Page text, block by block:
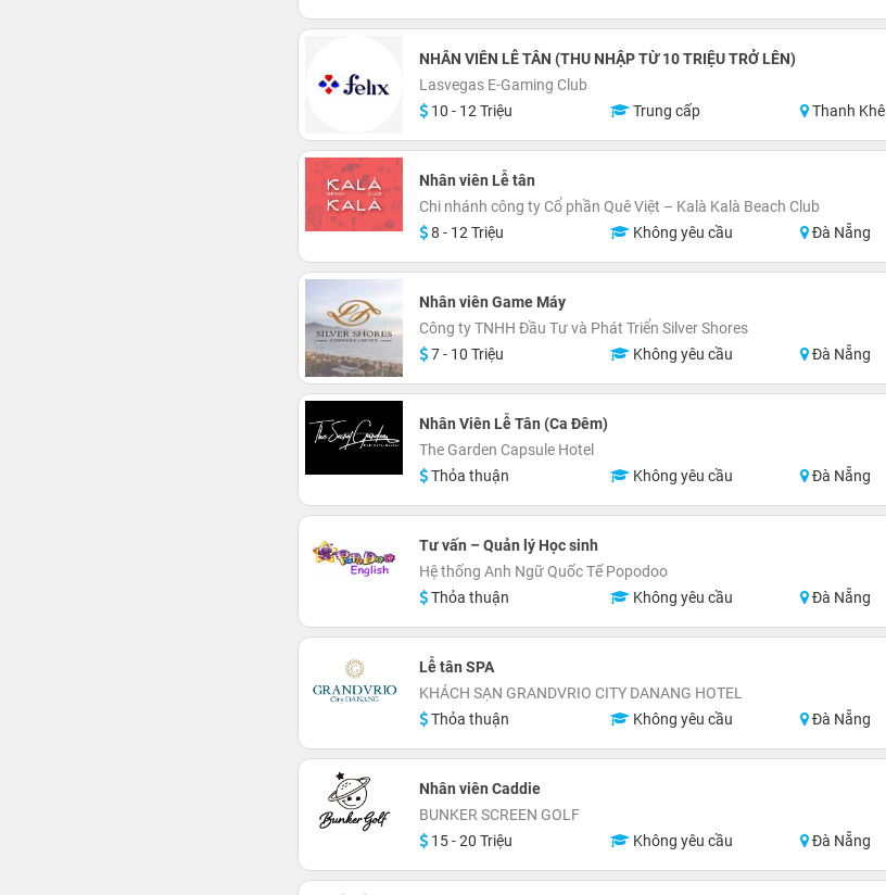
NHÂN VIÊN LỄ TÂN (THU NHẬP TỪ 10 TRIỆU TRỞ LÊN)
Lasvegas E-Gaming Club
10 - 12 Triệu
Trung cấp Thanh Khê
Nhân viên Lễ tân
Chi nhánh công ty Cổ phần Quê Việt – Kalà Kalà Beach Club
8 - 12 Triệu
Không yêu cầu Đà Nẵng
Nhân viên Game Máy
Công ty TNHH Đầu Tư và Phát Triển Silver Shores
7 - 10 Triệu
Không yêu cầu Đà Nẵng
Nhân Viên Lễ Tân (Ca Đêm)
The Garden Capsule Hotel
Thỏa thuận
Không yêu cầu Đà Nẵng
Tư vấn – Quản lý Học sinh
Hệ thống Anh Ngữ Quốc Tế Popodoo
Thỏa thuận
Không yêu cầu Đà Nẵng
Lễ tân SPA
KHÁCH SẠN GRANDVRIO CITY DANANG HOTEL
Thỏa thuận
Không yêu cầu Đà Nẵng
Nhân viên Caddie
BUNKER SCREEN GOLF
15 - 20 Triệu
Không yêu cầu Đà Nẵng